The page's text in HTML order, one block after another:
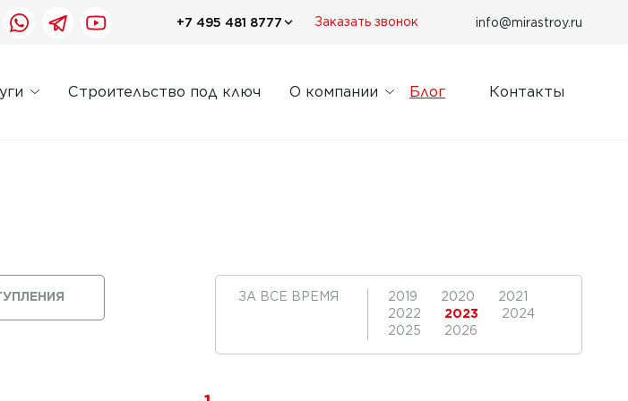
+7 495 481 8777 Заказать звонок info@mirastroy.ru
Строительство под ключ О компании Блог Контакты
ЗА ВСЕ ВРЕМЯ 2019 2020
2021
2022
2023
2024
2025
2026